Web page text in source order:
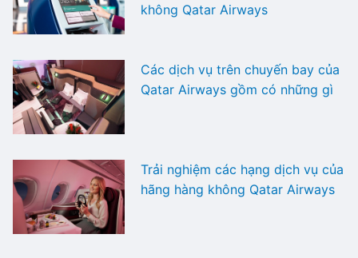
không Qatar Airways
Các dịch vụ trên chuyến bay của
Qatar Airways gồm có những gì
Trải nghiệm các hạng dịch vụ của
hãng hàng không Qatar Airways